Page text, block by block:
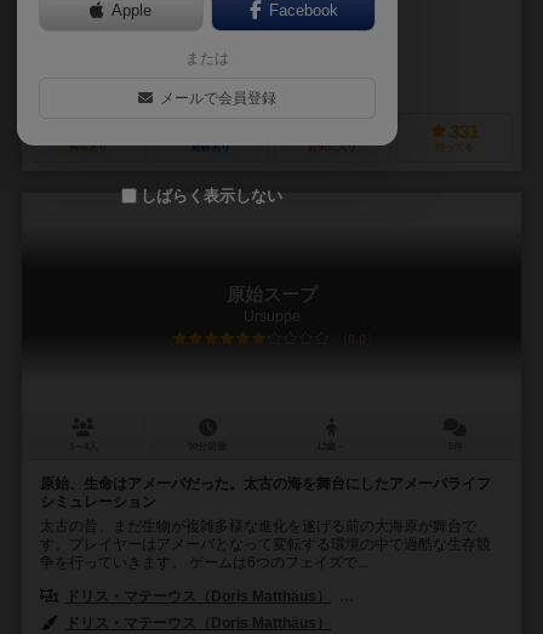
ドリス・マテーウス（Doris Matthäus）
フランク・ネステル（
ドリス・マテーウス（Doris Matthäus）
興味あり 経験あり お気に入り
331
持ってる
原始スープ
Ursuppe
6.0
原始、生命はアメーバだった。太古の海を舞台にしたアメーバライフ
シミュレーション
太古の昔、まだ生物が複雑多様な進化を遂げる前の大海原が舞台で
す。プレイヤーはアメーバとなって変転する環境の中で過酷な生存競
争を行っていきます。 ゲームは6つのフェイズで...
ドリス・マテーウス（Doris Matthäus）
ドリス・マテーウス（Doris Matthäus）
Apple Facebook
または
メールで会員登録
しばらく表示しない